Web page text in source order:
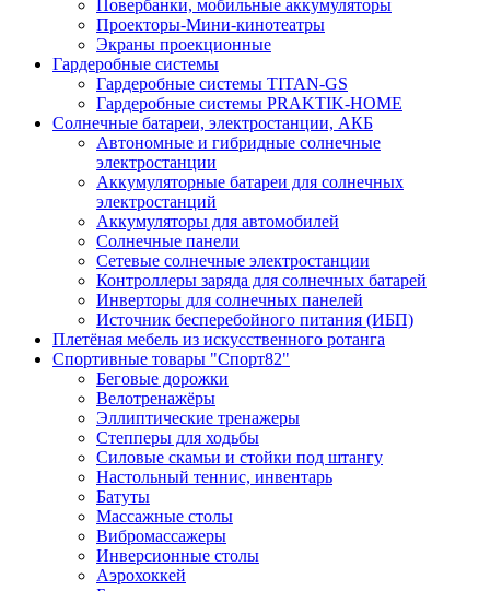
Повербанки, мобильные аккумуляторы
Проекторы-Мини-кинотеатры
Экраны проекционные
Гардеробные системы
Гардеробные системы TITAN-GS
Гардеробные системы PRAKTIK-HOME
Солнечные батареи, электростанции, АКБ
Автономные и гибридные солнечные
электростанции
Аккумуляторные батареи для солнечных
электростанций
Аккумуляторы для автомобилей
Солнечные панели
Сетевые солнечные электростанции
Контроллеры заряда для солнечных батарей
Инверторы для солнечных панелей
Источник бесперебойного питания (ИБП)
Плетёная мебель из искусственного ротанга
Спортивные товары "Спорт82"
Беговые дорожки
Велотренажёры
Эллиптические тренажеры
Степперы для ходьбы
Силовые скамьи и стойки под штангу
Настольный теннис, инвентарь
Батуты
Массажные столы
Вибромассажеры
Инверсионные столы
Аэрохоккей